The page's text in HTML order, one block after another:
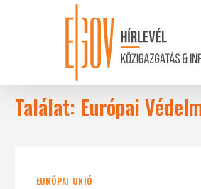
Találat: Európai
EURÓPAI UNIÓ